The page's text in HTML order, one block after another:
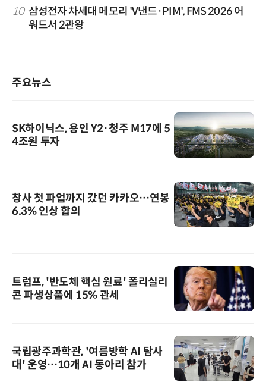
10 삼성전자 차세대 메모리 'V낸드·PIM', FMS 2026 어
워드서 2관왕
주요뉴스
SK하이닉스, 용인 Y2·청주 M17에 5
4조원 투자
창사 첫 파업까지 갔던 카카오…연봉
6.3% 인상 합의
트럼프, '반도체 핵심 원료' 폴리실리
콘 파생상품에 15% 관세
국립광주과학관, '여름방학 AI 탐사
대' 운영…10개 AI 동아리 참가